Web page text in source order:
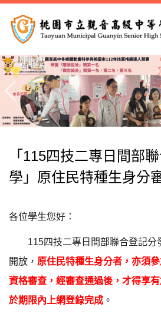
到
主
內
容
區
「115四技二專日間部
學」原住民特種生身分
各位學生您好：
115四技二專日間部聯合登記
開放， 原住民特種生身分者，亦須
資格審查，經審查通過後，才得享
於期限內上網登錄完成 。